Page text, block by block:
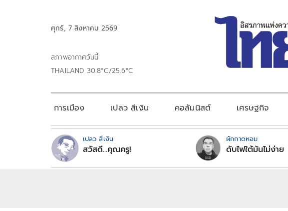
ศุกร์, 7 สิงหาคม 2569
สภาพอากาศวันนี้
THAILAND 30.8°C/25.6°C
การเมือง เปลว สีเงิน คอลัมนิสต์ เศรษฐกิจ
เปลว สีเงิน
สวัสดี...คุณครู!
ผักกาดหอม
ดับไฟใต้มันไม่ง่าย